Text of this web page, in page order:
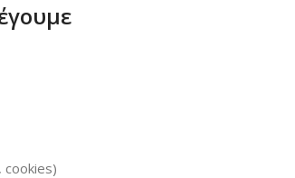
cookies)